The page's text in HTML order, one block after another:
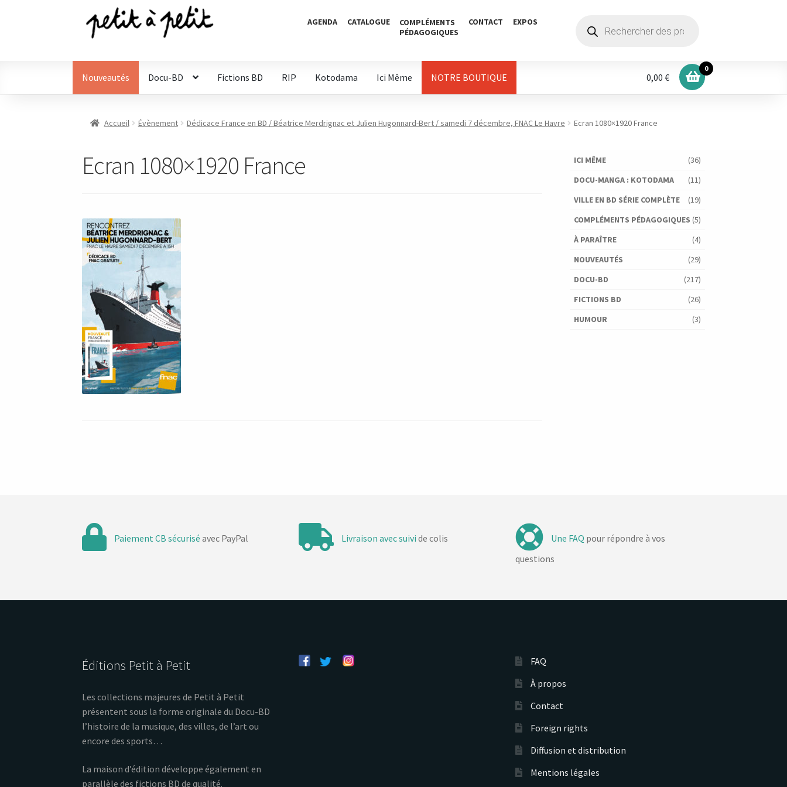
Aller
navigation
Aller
AGENDA CATALOGUE
COMPLÉMENTS
PÉDAGOGIQUES
CONTACT EXPOS
produits
Nouveautés Docu-BD Fictions BD RIP Kotodama Ici Même NOTRE BOUTIQUE 0,00 €
0
Accueil Évènement Dédicace France en BD / Béatrice Merdrignac et Julien Hugonnard-Bert / samedi 7 décembre, FNAC Le Havre Ecran 1080×1920 France
Ecran 1080×1920 France ICI MÊME
(36)
DOCU-MANGA : KOTODAMA
(11)
VILLE EN BD SÉRIE COMPLÈTE
(19)
COMPLÉMENTS PÉDAGOGIQUES (5)
À PARAÎTRE
(4)
NOUVEAUTÉS
(29)
DOCU-BD
(217)
FICTIONS BD
(26)
HUMOUR
(3)
Paiement CB sécurisé avec PayPal Livraison avec suivi de colis Une FAQ pour répondre à vos
questions
Éditions Petit à Petit
Les collections majeures de Petit à Petit
présentent sous la forme originale du Docu-BD
l’histoire de la musique, des villes, de l’art ou
encore des sports…
La maison d’édition développe également en
parallèle des fictions BD de qualité.
FAQ
À propos
Contact
Foreign rights
Diffusion et distribution
Mentions légales